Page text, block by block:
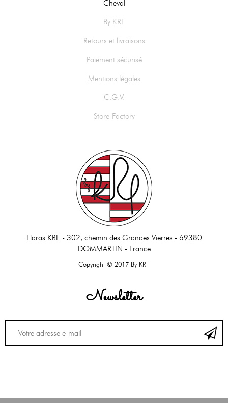
Cheval
By KRF
Retours et livraisons
Paiement sécurisé
Mentions légales
C.G.V.
Store-Factory
Haras KRF - 302, chemin des Grandes Vierres - 69380
DOMMARTIN - France
Copyright © 2017 By KRF
Newsletter